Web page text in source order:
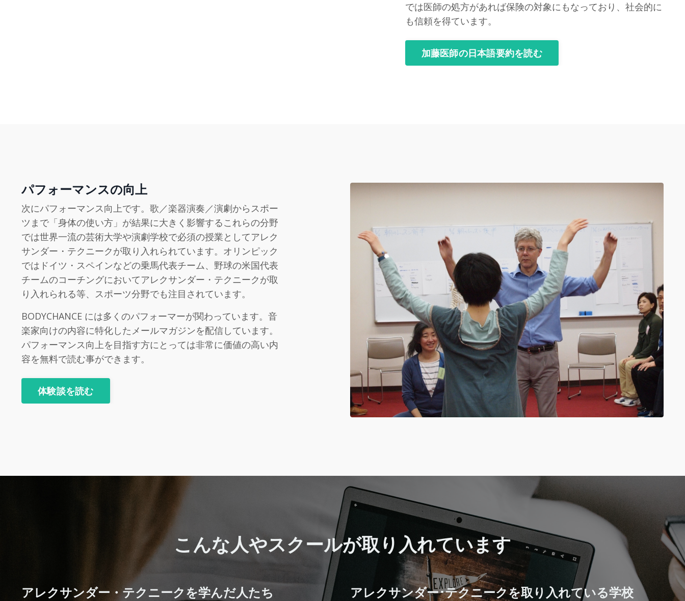
では医師の処方があれば保険の対象にもなっており、社会的に
も信頼を得ています。
加藤医師の日本語要約を読む
パフォーマンスの向上
次にパフォーマンス向上です。歌／楽器演奏／演劇からスポー
ツまで「身体の使い方」が結果に大きく影響するこれらの分野
では世界一流の芸術大学や演劇学校で必須の授業としてアレク
サンダー・テクニークが取り入れられています。オリンピック
ではドイツ・スペインなどの乗馬代表チーム、野球の米国代表
チームのコーチングにおいてアレクサンダー・テクニークが取
り入れられる等、スポーツ分野でも注目されています。
BODYCHANCE には多くのパフォーマーが関わっています。音
楽家向けの内容に特化したメールマガジンを配信しています。
パフォーマンス向上を目指す方にとっては非常に価値の高い内
容を無料で読む事ができます。
体験談を読む
こんな人やスクールが取り入れています
アレクサンダー・テクニークを学んだ人たち アレクサンダー･テクニークを取り入れている学校